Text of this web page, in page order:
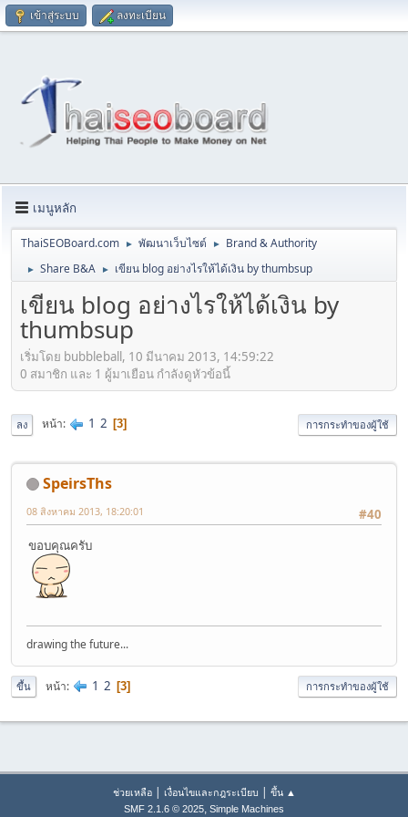
เข้าสู่ระบบ ลงทะเบียน
เมนูหลัก
ThaiSEOBoard.com ► พัฒนาเว็บไซต์ ► Brand & Authority
► Share B&A ► เขียน blog อย่างไรให้ได้เงิน by thumbsup
เขียน blog อย่างไรให้ได้เงิน by
thumbsup
เริ่มโดย bubbleball, 10 มีนาคม 2013, 14:59:22
0 สมาชิก และ 1 ผู้มาเยือน กำลังดูหัวข้อนี้
ลง หน้า 1 2 3 การกระทำของผู้ใช้
SpeirsThs
#40
08 สิงหาคม 2013, 18:20:01
ขอบคุณครับ
drawing the future...
ขึ้น หน้า 1 2 3 การกระทำของผู้ใช้
ช่วยเหลือ| เงื่อนไขและกฎระเบียบ | ขึ้น ▲
SMF 2.1.6 © 2025, Simple Machines